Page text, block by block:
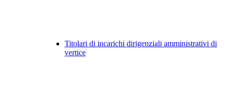
Titolari di incarichi dirigenziali amministrativi di
vertice